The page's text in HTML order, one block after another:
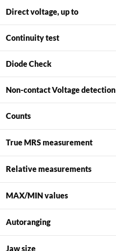
Direct voltage, up to
Continuity test
Diode Check
Non-contact Voltage detection
Counts
True MRS measurement
Relative measurements
MAX/MIN values
Autoranging
Jaw size